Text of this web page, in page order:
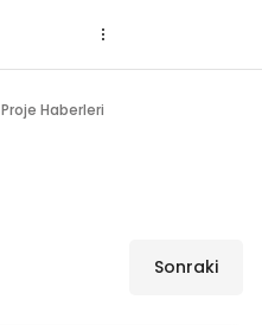
Proje Haberleri
Sonraki